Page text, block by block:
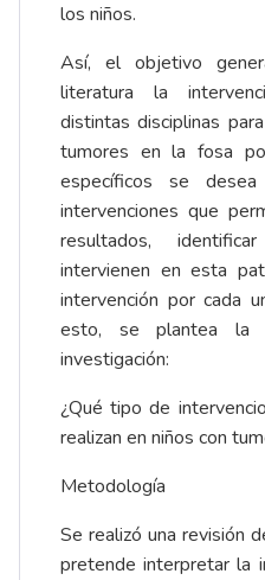
los niños.
Así, el objetivo
literatura la
distintas disciplinas
tumores en la fosa
específicos se
intervenciones que
resultados,
intervienen en esta
intervención por cada
esto, se plantea la
investigación:
¿Qué tipo de
realizan en niños con
Metodología
Se realizó una revisión
pretende interpretar la